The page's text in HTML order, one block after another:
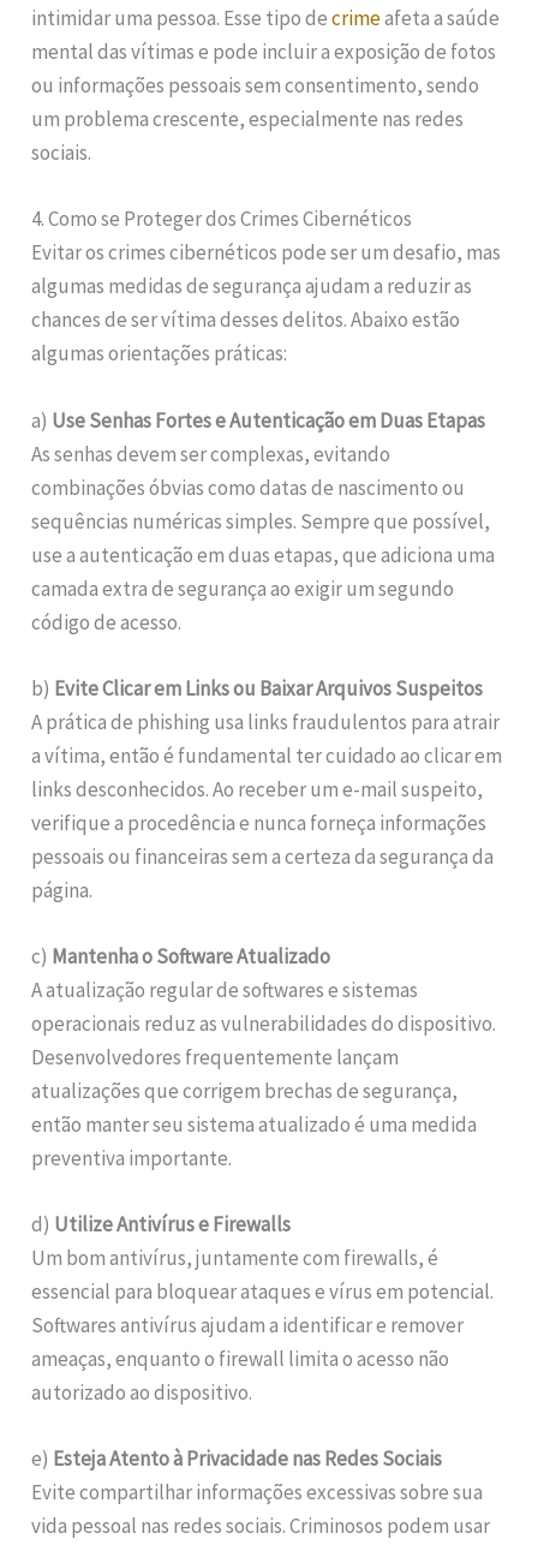
intimidar uma pessoa. Esse tipo decrimeafeta a saúde
mental das vítimas e pode incluir a exposição de fotos
ou informações pessoais sem consentimento, sendo
um problema crescente, especialmente nas redes
sociais.
4. Como se Proteger dos Crimes Cibernéticos
Evitar os crimes cibernéticos pode ser um desafio, mas
algumas medidas de segurança ajudam a reduzir as
chances de ser vítima desses delitos. Abaixo estão
algumas orientações práticas:
a) Use Senhas Fortes e Autenticação em Duas Etapas
As senhas devem ser complexas, evitando
combinações óbvias como datas de nascimento ou
sequências numéricas simples. Sempre que possível,
use a autenticação em duas etapas, que adiciona uma
camada extra de segurança ao exigir um segundo
código de acesso.
b) Evite Clicar em Links ou Baixar Arquivos Suspeitos
A prática de phishing usa links fraudulentos para atrair
a vítima, então é fundamental ter cuidado ao clicar em
links desconhecidos. Ao receber um e-mail suspeito,
verifique a procedência e nunca forneça informações
pessoais ou financeiras sem a certeza da segurança da
página.
c) Mantenha o Software Atualizado
A atualização regular de softwares e sistemas
operacionais reduz as vulnerabilidades do dispositivo.
Desenvolvedores frequentemente lançam
atualizações que corrigem brechas de segurança,
então manter seu sistema atualizado é uma medida
preventiva importante.
d) Utilize Antivírus e Firewalls
Um bom antivírus, juntamente com firewalls, é
essencial para bloquear ataques e vírus em potencial.
Softwares antivírus ajudam a identificar e remover
ameaças, enquanto o firewall limita o acesso não
autorizado ao dispositivo.
e) Esteja Atento à Privacidade nas Redes Sociais
Evite compartilhar informações excessivas sobre sua
vida pessoal nas redes sociais. Criminosos podem usar